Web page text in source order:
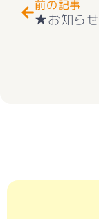
前の記事